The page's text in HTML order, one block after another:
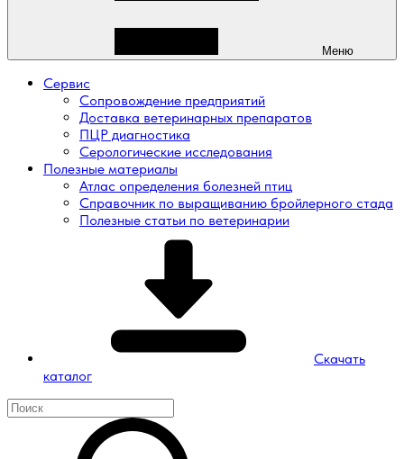
Меню
Сервис
Сопровождение предприятий
Доставка ветеринарных препаратов
ПЦР диагностика
Серологические исследования
Полезные материалы
Атлас определения болезней птиц
Справочник по выращиванию бройлерного стада
Полезные статьи по ветеринарии
Скачать
каталог